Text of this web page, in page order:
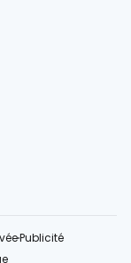
Publicité